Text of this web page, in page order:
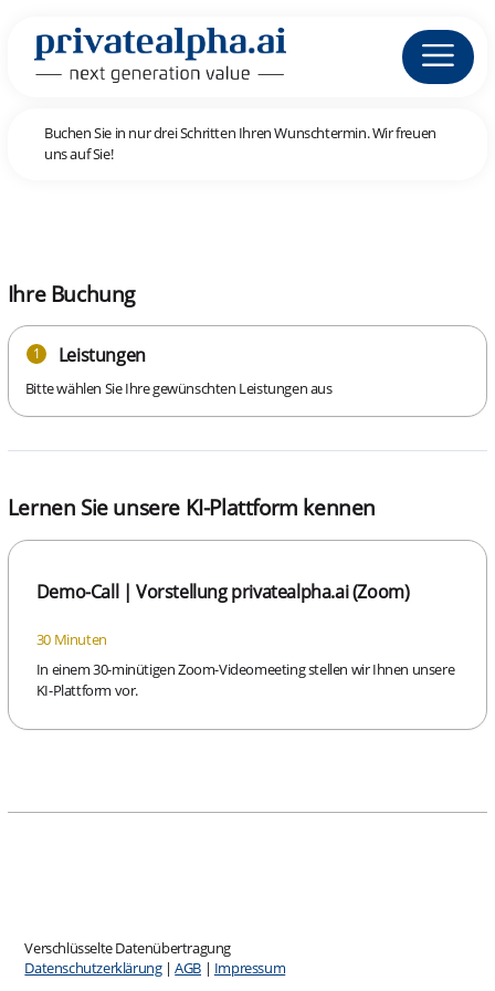
Buchen Sie in nur drei Schritten Ihren Wunschtermin. Wir freuen
uns auf Sie!
Lernen Sie unsere KI-Plattform kennen
Demo-Call | Vorstellung privatealpha.ai (Zoom)
30 Minuten
In einem 30-minütigen Zoom-Videomeeting stellen wir Ihnen unsere
KI-Plattform vor.
Ihre Buchung
1 Leistungen
Bitte wählen Sie Ihre gewünschten Leistungen aus
Verschlüsselte Datenübertragung
Datenschutzerklärung|AGB | Impressum